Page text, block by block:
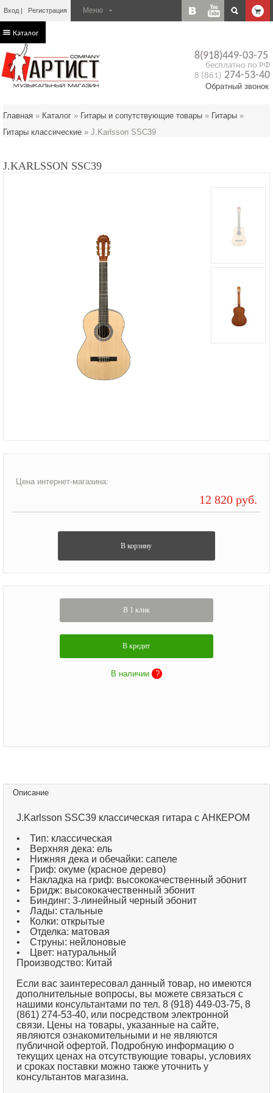
Вход Регистрация
8(918)449-03-75
бесплатно по РФ
8 (861) 274-53-40
Обратный звонок
Каталог
Главная » Каталог » Гитары и сопутствующие товары » Гитары »
Гитары классические » J.Karlsson SSC39
J.KARLSSON SSC39
Цена интернет-магазина:
12 820 руб.
В корзину
В 1 клик
В кредит
В наличии ?
Описание
J.Karlsson SSC39 классическая гитара с АНКЕРОМ
• Тип: классическая
• Верхняя дека: ель
• Нижняя дека и обечайки: сапеле
• Гриф: окуме (красное дерево)
• Накладка на гриф: высококачественный эбонит
• Бридж: высококачественный эбонит
• Биндинг: 3-линейный черный эбонит
• Лады: стальные
• Колки: открытые
• Отделка: матовая
• Струны: нейлоновые
• Цвет: натуральный
Производство: Китай
Если вас заинтересовал данный товар, но имеются
дополнительные вопросы, вы можете связаться с
нашими консультантами по тел. 8 (918) 449-03-75, 8
(861) 274-53-40, или посредством электронной
связи. Цены на товары, указанные на сайте,
являются ознакомительными и не являются
публичной офертой. Подробную информацию о
текущих ценах на отсутствующие товары, условиях
и сроках поставки можно также уточнить у
консультантов магазина.